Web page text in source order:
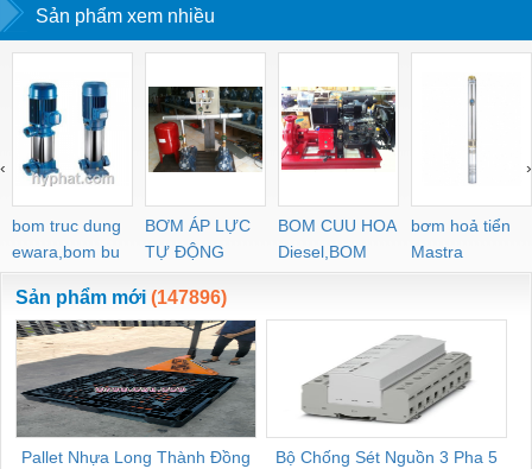
Sản phẩm xem nhiều
bom truc dung
ewara,bom bu
ewara
BƠM ÁP LỰC
TỰ ĐỘNG
BOM CUU HOA
Diesel,BOM
CHUA CHAY
bơm hoả tiển
Mastra
‹ ›
Sản phẩm mới (147896)
Pallet Nhựa Long Thành Đồng
Bộ Chống Sét Nguồn 3 Pha 5